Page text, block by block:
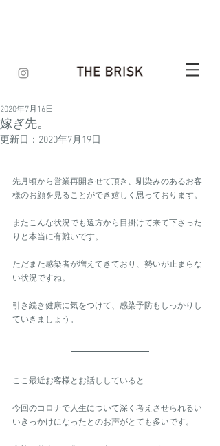
嫁ぎ先。
2020年7月16日
更新日： 2020年7月19日
先月頃から営業再開させて頂き、馴染みのあるお客
様のお顔を見ることができ嬉しく思っております。
またこんな状況でも遠方から目掛けて来て下さった
りと本当に有難いです。
ただまた感染者が増えてきており、勢いが止まらな
い状況ですね。
引き続き健康に気をつけて、感染予防もしっかりし
ていきましょう。
ここ最近お客様とお話ししていると
今回のコロナで人生について深く考えさせられるい
いきっかけになったとのお声がとても多いです。